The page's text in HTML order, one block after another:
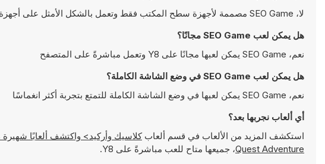
لا، SEO Game مصممة لأجهزة سطح المكتب فقط وتعمل بالشكل الأمثل على أجهزة الكمبيوتر باستخدام لوحة المفاتيح والفأرة
هل يمكن لعب SEO Game مجانًا؟
نعم، SEO Game يمكن لعبها مجانًا على Y8 وتعمل مباشرةً على المتصفح
هل يمكن لعب SEO Game في وضع الشاشة الكاملة؟
نعم، SEO Game يمكن لعبها في وضع الشاشة الكاملة للتمتع بتجربة أكثر انغماسًا
أي ألعاب نجربها بعد؟
استكشف المزيد من الألعاب في قسم ألعابكلاسيك وأركيد> واكتشف ألعابًا شهيرة مثل
Quest Adventure، جميعها متاح للعب مباشرةً على Y8.